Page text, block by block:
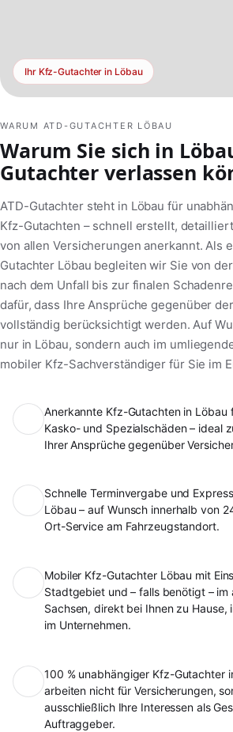
Ihr Kfz-Gutachter in Löbau
WARUM ATD-GUTACHTER LÖBAU
Warum Sie sich in
Gutachter verlassen
ATD-Gutachter steht in Löbau für
Kfz-Gutachten – schnell erstellt,
von allen Versicherungen anerkannt. Als
Gutachter Löbau begleiten wir Sie von
nach dem Unfall bis zur finalen
dafür, dass Ihre Ansprüche gegenüber
vollständig berücksichtigt werden. Auf
nur in Löbau, sondern auch im
mobiler Kfz-Sachverständiger für Sie im
Anerkannte Kfz-Gutachten in
Kasko- und Spezialschäden – ideal
Ihrer Ansprüche gegenüber
Schnelle Terminvergabe und
Löbau – auf Wunsch innerhalb von
Ort-Service am Fahrzeugstandort.
Mobiler Kfz-Gutachter Löbau mit
Stadtgebiet und – falls benötigt – im
Sachsen, direkt bei Ihnen zu Hause,
im Unternehmen.
100 % unabhängiger Kfz-Gutachter
arbeiten nicht für Versicherungen,
ausschließlich Ihre Interessen als
Auftraggeber.